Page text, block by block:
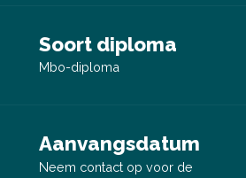
Soort diploma
Mbo-diploma
Aanvangsdatum
Neem contact op voor de